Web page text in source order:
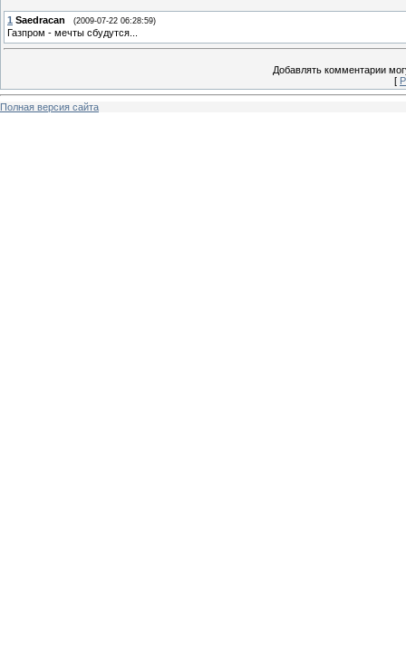
1 Saedracan (2009-07-22 06:28:59)
Газпром - мечты сбудутся...
Добавлять комментарии
[
Полная версия сайта